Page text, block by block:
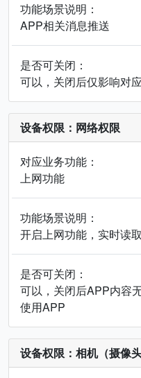
功能场景说明：
APP相关消息推送
是否可关闭：
可以，关闭后仅影响对
设备权限：网络权限
对应业务功能：
上网功能
功能场景说明：
开启上网功能，实时读
是否可关闭：
可以，关闭后APP内容
使用APP
设备权限：相机（摄像头